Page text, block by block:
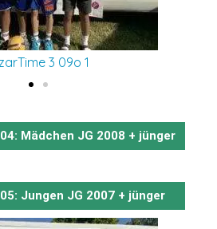
3 09o 1
Mädchen JG 2008 + jünger
Jungen JG 2007 + jünger